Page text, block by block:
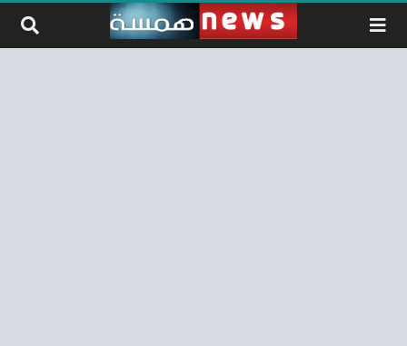
التخطي إلى المحتوى